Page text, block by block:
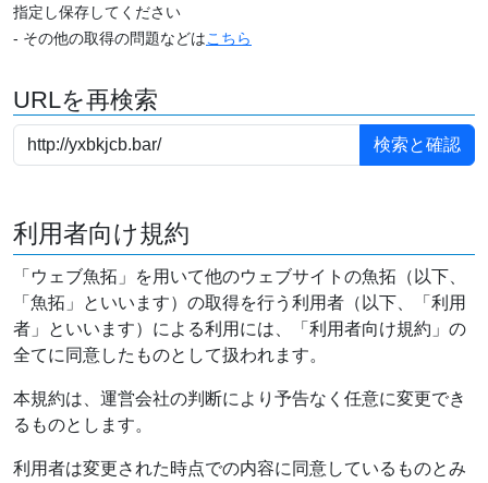
指定し保存してください
- その他の取得の問題などはこちら
URLを再検索
利用者向け規約
「ウェブ魚拓」を用いて他のウェブサイトの魚拓（以下、
「魚拓」といいます）の取得を行う利用者（以下、「利用
者」といいます）による利用には、「利用者向け規約」の
全てに同意したものとして扱われます。
本規約は、運営会社の判断により予告なく任意に変更でき
るものとします。
利用者は変更された時点での内容に同意しているものとみ